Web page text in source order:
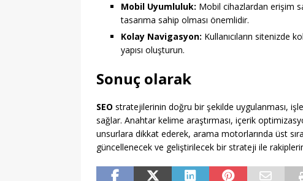
Mobil Uyumluluk: Mobil cihazlardan erişim
tasarıma sahip olması önemlidir.
Kolay Navigasyon: Kullanıcıların sitenizde
yapısı oluşturun.
Sonuç olarak
SEO stratejilerinin doğru bir şekilde uygulanması,
sağlar. Anahtar kelime araştırması, içerik
unsurlara dikkat ederek, arama motorlarında üst
güncellenecek ve geliştirilecek bir strateji ile